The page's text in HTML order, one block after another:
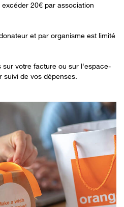
20€ par association
et par organisme est limité
sur votre facture ou sur l'espace-
suivi de vos dépenses.